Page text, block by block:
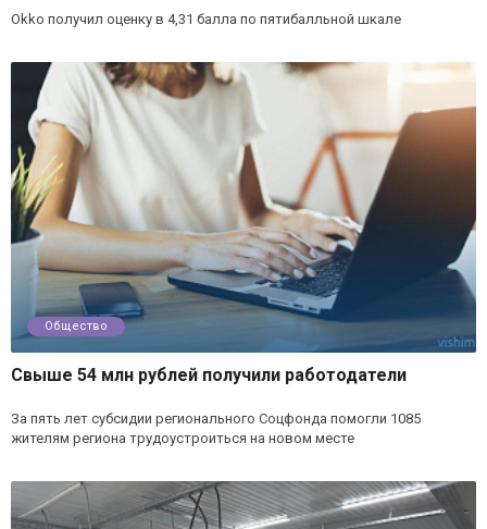
Okko получил оценку в 4,31 балла по пятибалльной шкале
Общество
Свыше 54 млн рублей получили работодатели
За пять лет субсидии регионального Соцфонда помогли 1085
жителям региона трудоустроиться на новом месте